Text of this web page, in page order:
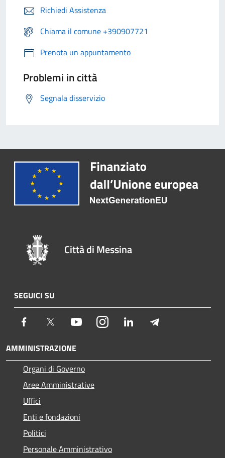
Richiedi Assistenza
Chiama il comune +390907721
Prenota un appuntamento
Problemi in città
Segnala disservizio
Città di Messina
SEGUICI SU
Facebook Twitter YoutubeInstagram LinkedIn
AMMINISTRAZIONE
Organi di Governo
Aree Amministrative
Uffici
Enti e fondazioni
Politici
Personale Amministrativo